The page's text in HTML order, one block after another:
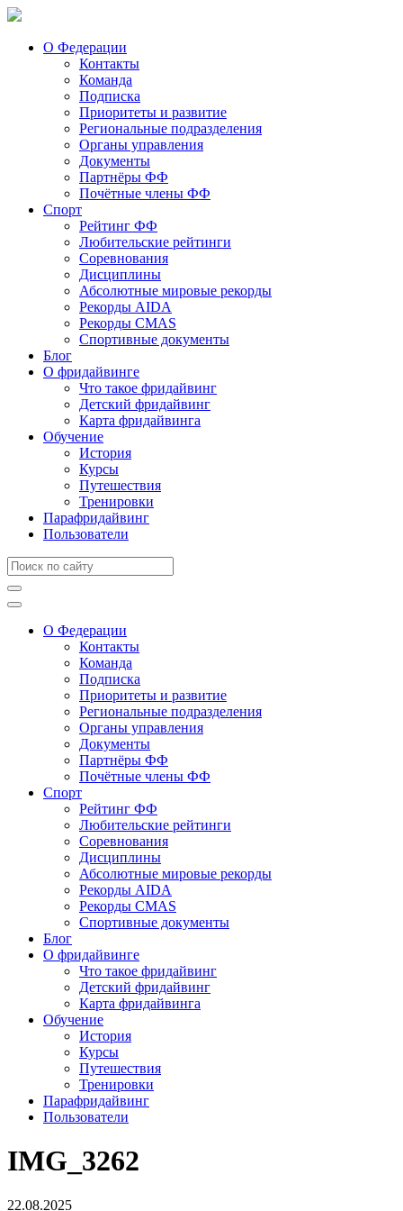
О Федерации
Контакты
Команда
Подписка
Приоритеты и развитие
Региональные подразделения
Органы управления
Документы
Партнёры ФФ
Почётные члены ФФ
Спорт
Рейтинг ФФ
Любительские рейтинги
Соревнования
Дисциплины
Абсолютные мировые рекорды
Рекорды AIDA
Рекорды CMAS
Спортивные документы
Блог
О фридайвинге
Что такое фридайвинг
Детский фридайвинг
Карта фридайвинга
Обучение
История
Курсы
Путешествия
Тренировки
Парафридайвинг
Пользователи
О Федерации
Контакты
Команда
Подписка
Приоритеты и развитие
Региональные подразделения
Органы управления
Документы
Партнёры ФФ
Почётные члены ФФ
Спорт
Рейтинг ФФ
Любительские рейтинги
Соревнования
Дисциплины
Абсолютные мировые рекорды
Рекорды AIDA
Рекорды CMAS
Спортивные документы
Блог
О фридайвинге
Что такое фридайвинг
Детский фридайвинг
Карта фридайвинга
Обучение
История
Курсы
Путешествия
Тренировки
Парафридайвинг
Пользователи
IMG_3262
22.08.2025